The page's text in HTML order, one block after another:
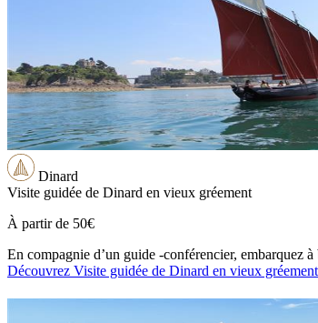
Dinard
Visite guidée de Dinard en vieux gréement
À partir de 50€
En compagnie d’un guide -conférencier, embarquez
Découvrez Visite guidée de Dinard en vieux gréement